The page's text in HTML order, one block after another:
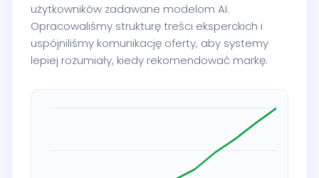
użytkowników zadawane modelom AI.
Opracowaliśmy strukturę treści eksperckich i
uspójniliśmy komunikację oferty, aby systemy
lepiej rozumiały, kiedy rekomendować markę.